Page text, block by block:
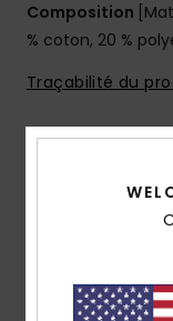
Composition
% coton, 20 %
Traçabilité du
Livraison &